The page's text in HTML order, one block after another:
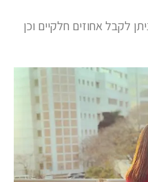
לקבל אחוזים חלקיים וכן